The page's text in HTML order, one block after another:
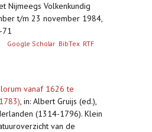
Nijmeegs Volkenkundig
t/m 23 november 1984,
71
Google Scholar BibTex RTF
vanaf 1626 te
, in: Albert Gruijs (ed.),
(1314-1796). Klein
van de